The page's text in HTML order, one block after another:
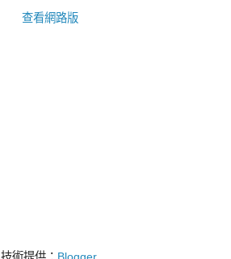
查看網路版
技術提供： Blogger.